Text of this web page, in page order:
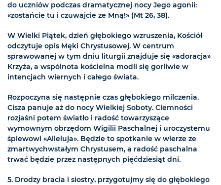
do uczniów podczas dramatycznej nocy Jego agonii:
«zostańcie tu i czuwajcie ze Mną!» (Mt 26, 38).
W Wielki Piątek, dzień głębokiego wzruszenia, Kościół
odczytuje opis Męki Chrystusowej. W centrum
sprawowanej w tym dniu liturgii znajduje się «adoracja»
Krzyża, a wspólnota kościelna modli się gorliwie w
intencjach wiernych i całego świata.
Rozpoczyna się następnie czas głębokiego milczenia.
Cisza panuje aż do nocy Wielkiej Soboty. Ciemności
rozjaśni potem światło i radość towarzyszące
wymownym obrzędom Wigilii Paschalnej i uroczystemu
śpiewowi «Alleluja». Będzie to spotkanie w wierze ze
zmartwychwstałym Chrystusem, a radość paschalna
trwać będzie przez następnych pięćdziesiąt dni.
5. Drodzy bracia i siostry, przygotujmy się do głębokiego